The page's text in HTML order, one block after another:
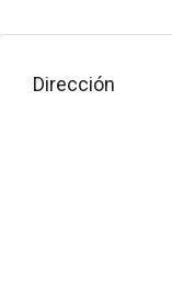
Dirección